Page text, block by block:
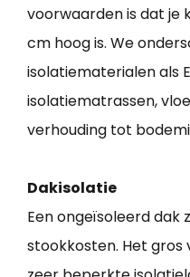
voorwaarden is dat je
cm hoog is. We
isolatiematerialen als
isolatiematrassen,
verhouding tot
Dakisolatie
Een ongeïsoleerd dak
stookkosten. Het gros